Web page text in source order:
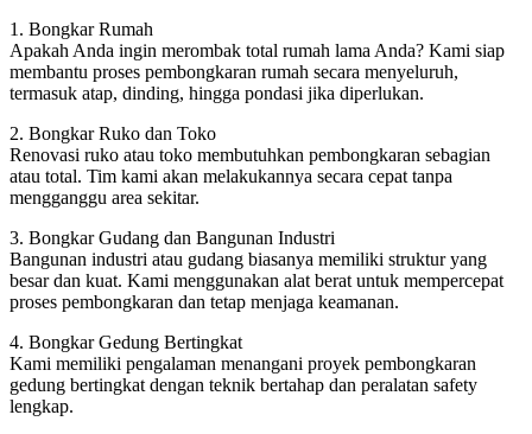
1. Bongkar Rumah
Apakah Anda ingin merombak total rumah lama Anda? Kami siap
membantu proses pembongkaran rumah secara menyeluruh,
termasuk atap, dinding, hingga pondasi jika diperlukan.
2. Bongkar Ruko dan Toko
Renovasi ruko atau toko membutuhkan pembongkaran sebagian
atau total. Tim kami akan melakukannya secara cepat tanpa
mengganggu area sekitar.
3. Bongkar Gudang dan Bangunan Industri
Bangunan industri atau gudang biasanya memiliki struktur yang
besar dan kuat. Kami menggunakan alat berat untuk mempercepat
proses pembongkaran dan tetap menjaga keamanan.
4. Bongkar Gedung Bertingkat
Kami memiliki pengalaman menangani proyek pembongkaran
gedung bertingkat dengan teknik bertahap dan peralatan safety
lengkap.